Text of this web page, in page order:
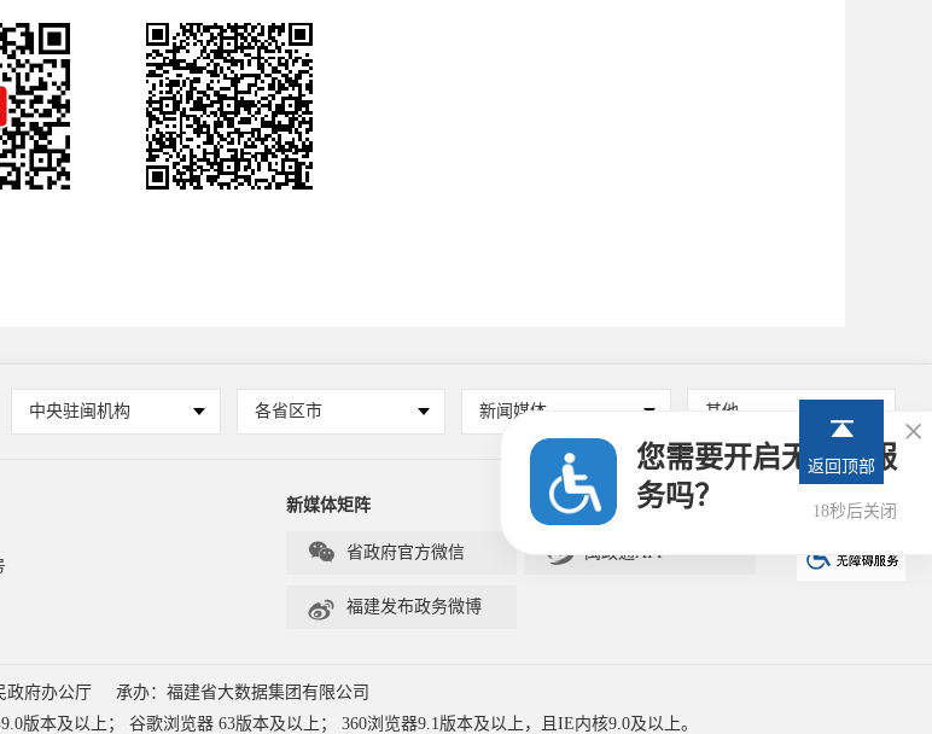
中央驻闽机构 各省区市 新闻媒体 其他
新媒体矩阵
 省政府官方微信  闽政通APP
 福建发布政务微博
政府办公厅
承办：福建省大数据集团有限公司
版本及以上； 谷歌浏览器 63版本及以上； 360浏览器9.1版本及以上，且IE内核9.0及以上。
返回顶部
您需要开启无障碍服
务吗？
18秒后关闭
